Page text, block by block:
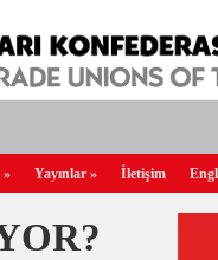
» Yayınlar » İletişim